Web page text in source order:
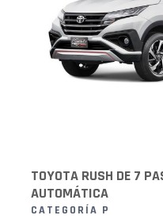
TOYOTA RUSH DE 7
AUTOMÁTICA
CATEGORÍA P